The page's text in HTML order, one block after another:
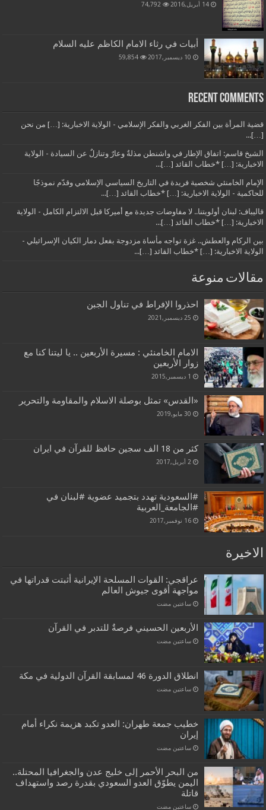
14 أبريل,2016 74,792
أبيات في رثاء الامام الكاظم عليه السلام
10 ديسمبر,2017 59,854
Recent Comments
قضية المرأة بين الفكر الغربي والفكر الإسلامي - الولاية الاخبارية: […] من نحن
[…]...
الشيخ قاسم: اتفاق الإطار في واشنطن مذلةٌ وعارٌ وتنازلٌ عن السيادة - الولاية
الاخبارية: […] *خطاب القائد […]...
الإمام الخامنئي شخصية فريدة في التاريخ السياسي الإسلامي وقدّم نموذجًا
للحاكمية - الولاية الاخبارية: […] *خطاب القائد […]...
قاليباف: لبنان أولويتنا.. لا مفاوضات جديدة مع أميركا قبل الالتزام الكامل - الولاية
الاخبارية: […] *خطاب القائد […]...
بين الركام والعطش.. غزة تواجه مأساة مزدوجة بفعل دمار الكيان الإسرائيلي -
الولاية الاخبارية: […] *خطاب القائد […]...
مقالات منوعة
احذروا الإفراط في تناول الجبن
25 ديسمبر,2021
الامام الخامنئي : مسیرة الأربعین .. یا لیتنا کنا مع
زوار الأربعین
1 ديسمبر,2015
«القدس» تمثل بوصلة الاسلام والمقاومة والتحرير
30 مايو,2019
كثر من 18 الف سجين حافظ للقرآن في ايران
2 أبريل,2017
#السعودية تهدد بتجميد عضوية #لبنان في
#الجامعة_العربية
16 نوفمبر,2017
الاخيرة
عراقجي: القوات المسلحة الإيرانية أثبتت قدراتها في
مواجهة أقوى جيوش العالم
‏ساعتين مضت
الأربعين الحسيني فرصةٌ للتدبر في القرآن
‏ساعتين مضت
انطلاق الدورة 46 لمسابقة القرآن الدولية في مكة
‏ساعتين مضت
خطيب جمعة طهران: العدو تكبد هزيمة نكراء أمام
إيران
‏ساعتين مضت
من البحر الأحمر إلى خليج عدن والجغرافيا المحتلة..
اليمن يطوّق العدو السعودي بقدرة رصد واستهداف
قاتلة
‏ساعتين مضت